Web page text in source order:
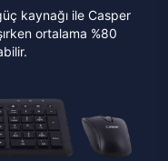
kaynağı ile Casper
ortalama %80